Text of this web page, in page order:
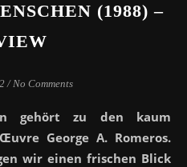
(1988) –
/ No Comments
gehört zu den kaum
Œuvre George A. Romeros.
wir einen frischen Blick